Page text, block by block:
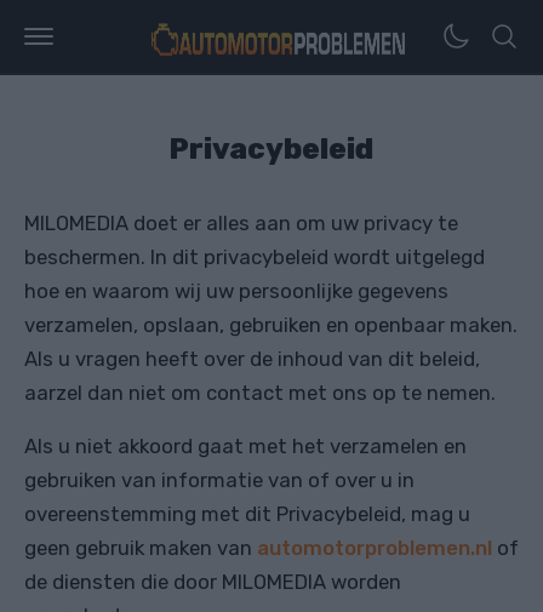
Privacybeleid
MILOMEDIA doet er alles aan om uw privacy te
beschermen. In dit privacybeleid wordt uitgelegd
hoe en waarom wij uw persoonlijke gegevens
verzamelen, opslaan, gebruiken en openbaar maken.
Als u vragen heeft over de inhoud van dit beleid,
aarzel dan niet om contact met ons op te nemen.
Als u niet akkoord gaat met het verzamelen en
gebruiken van informatie van of over u in
overeenstemming met dit Privacybeleid, mag u
geen gebruik maken van automotorproblemen.nl of
de diensten die door MILOMEDIA worden